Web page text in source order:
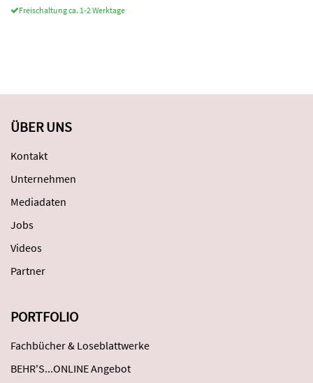
Freischaltung ca. 1-2 Werktage
ÜBER UNS
Kontakt
Unternehmen
Mediadaten
Jobs
Videos
Partner
PORTFOLIO
Fachbücher & Loseblattwerke
BEHR'S...ONLINE Angebot